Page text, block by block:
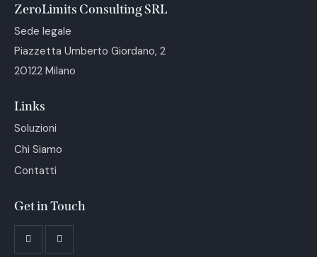
ZeroLimits Consulting SRL
Sede legale
Piazzetta Umberto Giordano, 2
20122 Milano
Links
Soluzioni
Chi Siamo
Contatti
Get in Touch